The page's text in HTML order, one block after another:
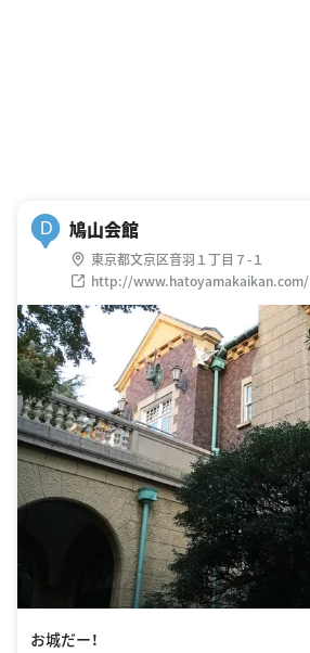
D 鳩山会館
東京都文京区音羽１丁目７-１
http://www.hatoyamakaikan.com/
お城だー！